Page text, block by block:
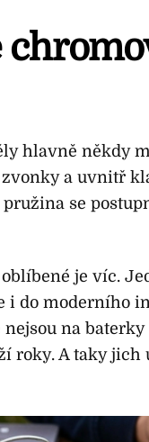
hlavně někdy
a uvnitř
se
je víc.
i do moderního
nejsou na
roky. A taky jich